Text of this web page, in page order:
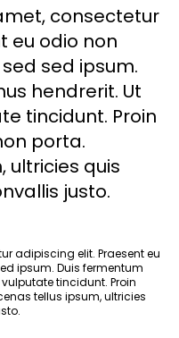
consectetur
eu odio non
sed ipsum.
hendrerit. Ut
tincidunt. Proin
porta.
ultricies quis
justo.
adipiscing elit. Praesent eu
ipsum. Duis fermentum
tincidunt. Proin
tellus ipsum, ultricies